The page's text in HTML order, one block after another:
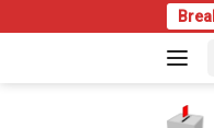
ke